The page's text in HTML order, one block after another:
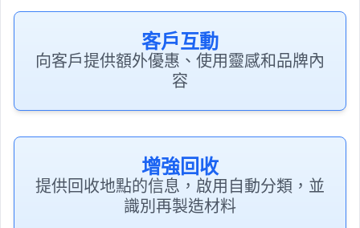
客戶互動
向客戶提供額外優惠、使用靈感和品牌內
容
增強回收
提供回收地點的信息，啟用自動分類，並
識別再製造材料